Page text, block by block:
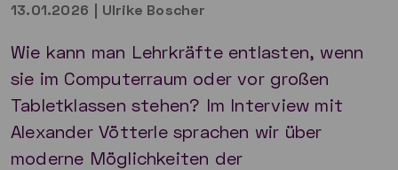
13.01.2026 | Ulrike Boscher
Wie kann man Lehrkräfte entlasten, wenn
sie im Computerraum oder vor großen
Tabletklassen stehen? Im Interview mit
Alexander Vötterle sprachen wir über
moderne Möglichkeiten der